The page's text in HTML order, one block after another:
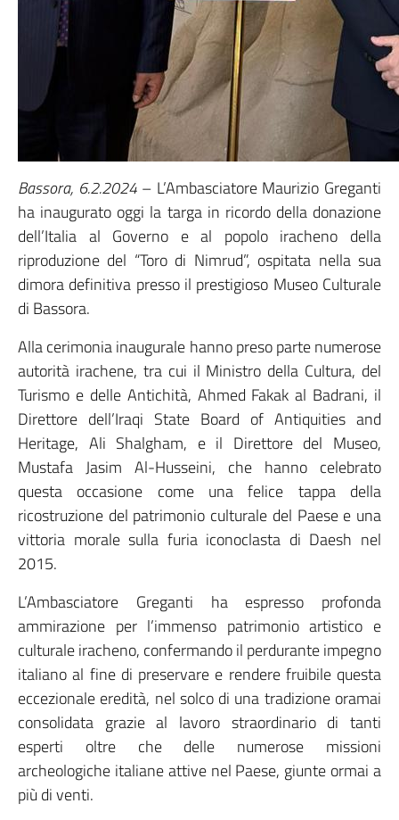
Bassora, 6.2.2024– L’Ambasciatore Maurizio Greganti
ha inaugurato oggi la targa in ricordo della donazione
dell’Italia al Governo e al popolo iracheno della
riproduzione del “Toro di Nimrud”, ospitata nella sua
dimora definitiva presso il prestigioso Museo Culturale
di Bassora.
Alla cerimonia inaugurale hanno preso parte numerose
autorità irachene, tra cui il Ministro della Cultura, del
Turismo e delle Antichità, Ahmed Fakak al Badrani, il
Direttore dell’Iraqi State Board of Antiquities and
Heritage, Ali Shalgham, e il Direttore del Museo,
Mustafa Jasim Al-Husseini, che hanno celebrato
questa occasione come una felice tappa della
ricostruzione del patrimonio culturale del Paese e una
vittoria morale sulla furia iconoclasta di Daesh nel
2015.
L’Ambasciatore Greganti ha espresso profonda
ammirazione per l’immenso patrimonio artistico e
culturale iracheno, confermando il perdurante impegno
italiano al fine di preservare e rendere fruibile questa
eccezionale eredità, nel solco di una tradizione oramai
consolidata grazie al lavoro straordinario di tanti
esperti oltre che delle numerose missioni
archeologiche italiane attive nel Paese, giunte ormai a
più di venti.